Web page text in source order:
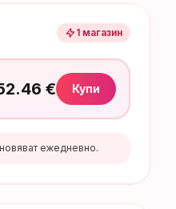
1 магазин
€ Купи
ежедневно.